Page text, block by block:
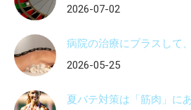
2026-07-02
病院の治療にプラスして
2026-05-25
夏バテ対策は「筋肉」に